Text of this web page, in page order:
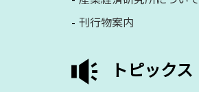
刊行物案内
トピックス